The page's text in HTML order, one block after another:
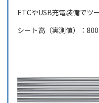
ETCやUSB充電装備でツ
シート高（実測値）：